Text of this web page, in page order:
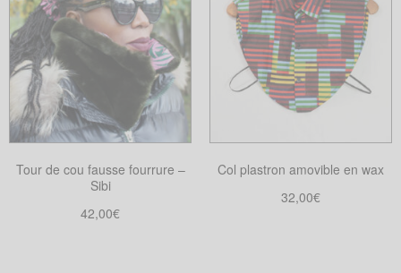
plusieurs
variations.
Les
options
peuvent
choisies
sur
la
Tour de cou fausse fourrure –
Sibi
42,00€
Col plastron amovible en wax
32,00€